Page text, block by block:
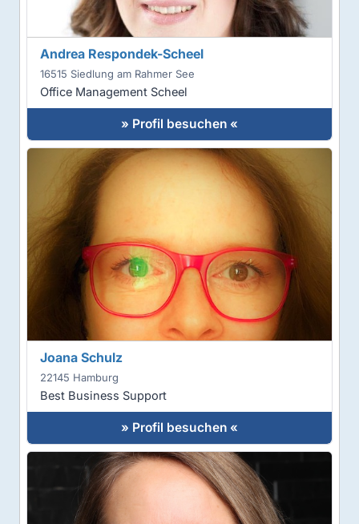
Andrea Respondek-Scheel
16515 Siedlung am Rahmer See
Office Management Scheel
» Profil besuchen «
Joana Schulz
22145 Hamburg
Best Business Support
» Profil besuchen «